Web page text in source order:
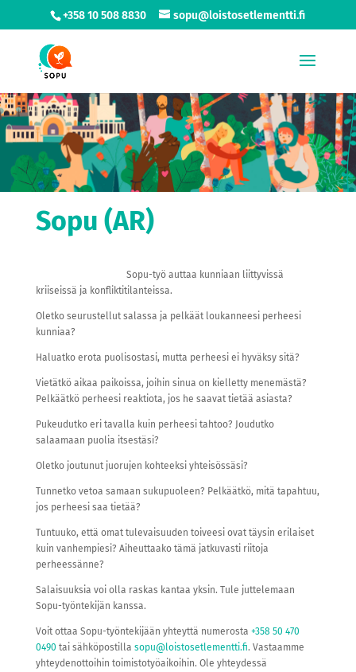
+358 10 508 8830 sopu@loistosetlementti.fi
Sopu (AR)
Sopu-työ auttaa kunniaan liittyvissä
kriiseissä ja konfliktitilanteissa.
Oletko seurustellut salassa ja pelkäät loukanneesi perheesi
kunniaa?
Haluatko erota puolisostasi, mutta perheesi ei hyväksy sitä?
Vietätkö aikaa paikoissa, joihin sinua on kielletty menemästä?
Pelkäätkö perheesi reaktiota, jos he saavat tietää asiasta?
Pukeudutko eri tavalla kuin perheesi tahtoo? Joudutko
salaamaan puolia itsestäsi?
Oletko joutunut juorujen kohteeksi yhteisössäsi?
Tunnetko vetoa samaan sukupuoleen? Pelkäätkö, mitä tapahtuu,
jos perheesi saa tietää?
Tuntuuko, että omat tulevaisuuden toiveesi ovat täysin erilaiset
kuin vanhempiesi? Aiheuttaako tämä jatkuvasti riitoja
perheessänne?
Salaisuuksia voi olla raskas kantaa yksin. Tule juttelemaan
Sopu-työntekijän kanssa.
Voit ottaa Sopu-työntekijään yhteyttä numerosta +358 50 470
0490 tai sähköpostilla sopu@loistosetlementti.fi. Vastaamme
yhteydenottoihin toimistotyöaikoihin. Ole yhteydessä